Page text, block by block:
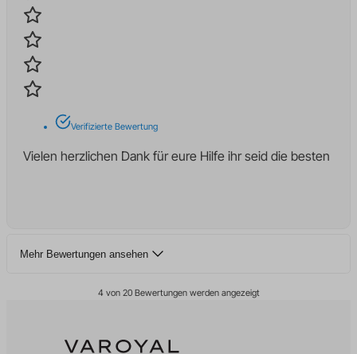
Verifizierte Bewertung
Vielen herzlichen Dank für eure Hilfe ihr seid die besten
Mehr Bewertungen ansehen
4 von 20 Bewertungen werden angezeigt
www.google-analytics.com
kconsent
klaro
litespeed_qc_hide_banner
marketing_cookies
perf_*
tarteaucitron